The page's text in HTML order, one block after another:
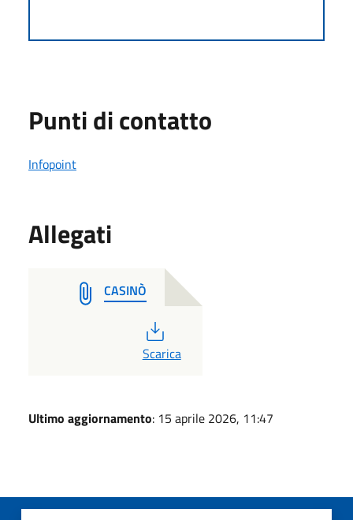
Punti di contatto
Infopoint
Allegati
CASINÒ
PDF
Scarica
Ultimo aggiornamento: 15 aprile 2026, 11:47